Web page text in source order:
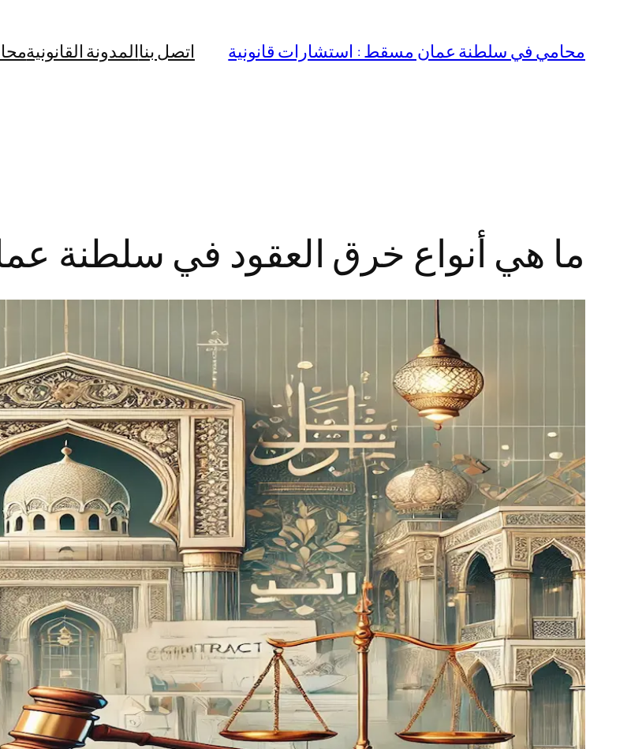
المحتوى
محامي في سلطنة عمان مسقط : استشارات قانونية اتصل بناالمدونة القانونية
ما هي أنواع خرق العقود في سلطنة